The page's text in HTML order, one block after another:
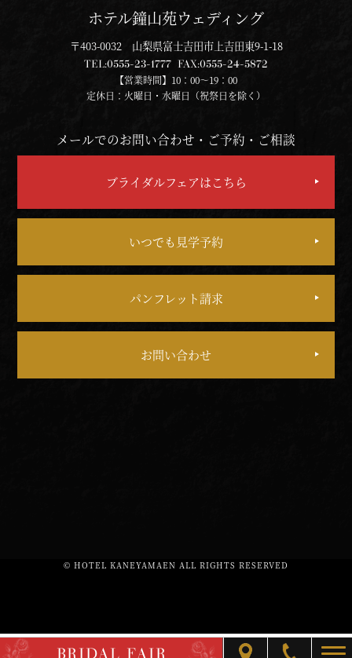
ホテル鐘山苑ウェディング
〒403-0032 山梨県富士吉田市上吉田東9-1-18
TEL:0555-23-1777 FAX:0555-24-5872
【営業時間】10：00～19：00
定休日：火曜日・水曜日（祝祭日を除く）
メールでのお問い合わせ・ご予約・ご相談
ブライダルフェアはこちら
いつでも見学予約
パンフレット請求
お問い合わせ
© HOTEL KANEYAMAEN ALL RIGHTS RESERVED
BRIDAL FAIR